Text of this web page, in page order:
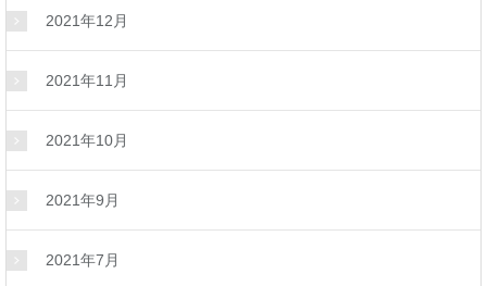
2021年12月
2021年11月
2021年10月
2021年9月
2021年7月